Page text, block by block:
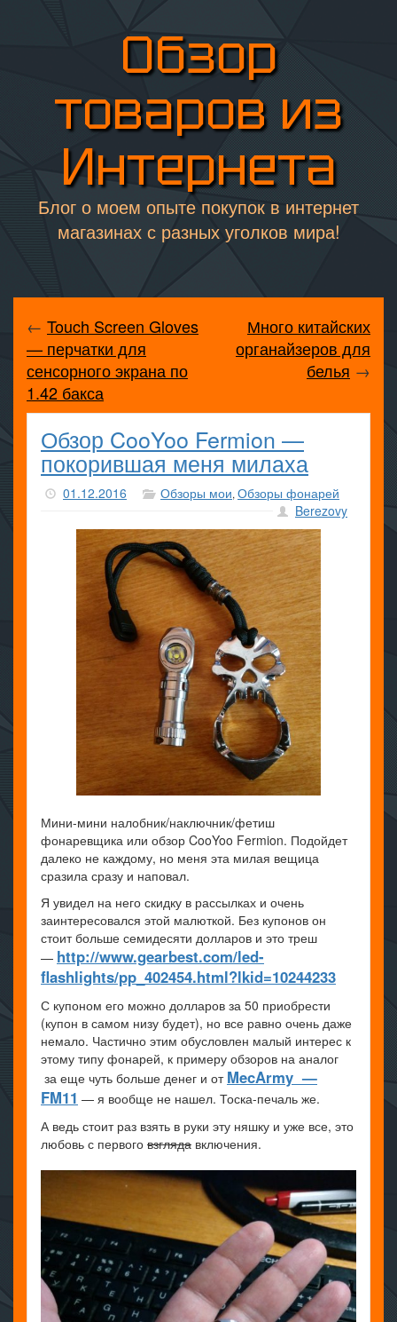
Обзор
товаров из
Интернета
Блог о моем опыте покупок в интернет
магазинах с разных уголков мира!
← Touch Screen Gloves
— перчатки для
сенсорного экрана по
1.42 бакса
Много китайских
органайзеров для
белья →
Обзор CooYoo Fermion —
покорившая меня милаха
01.12.2016 Обзоры мои, Обзоры фонарей
Berezovy
Мини-мини налобник/наключник/фетиш
фонаревщика или обзор CooYoo Fermion. Подойдет
далеко не каждому, но меня эта милая вещица
сразила сразу и наповал.
Я увидел на него скидку в рассылках и очень
заинтересовался этой малюткой. Без купонов он
стоит больше семидесяти долларов и это треш
— http://www.gearbest.com/led-
flashlights/pp_402454.html?lkid=10244233
С купоном его можно долларов за 50 приобрести
(купон в самом низу будет), но все равно очень даже
немало. Частично этим обусловлен малый интерес к
этому типу фонарей, к примеру обзоров на аналог
за еще чуть больше денег и от MecArmy —
FM11 — я вообще не нашел. Тоска-печаль же.
А ведь стоит раз взять в руки эту няшку и уже все, это
любовь с первого взгляда включения.